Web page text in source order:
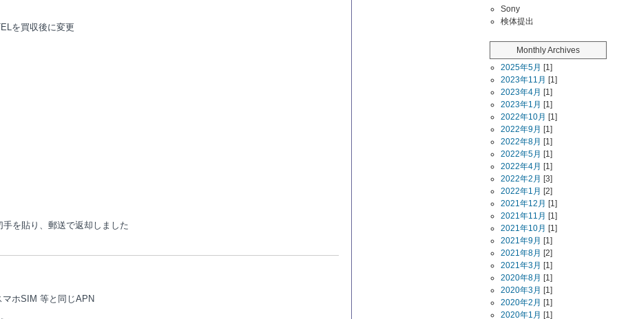
を買収後に変更
を貼り、郵送で返却しました
ホSIM 等と同じAPN
Sony
検体提出
Monthly Archives
2025年5月 [1]
2023年11月 [1]
2023年4月 [1]
2023年1月 [1]
2022年10月 [1]
2022年9月 [1]
2022年8月 [1]
2022年5月 [1]
2022年4月 [1]
2022年2月 [3]
2022年1月 [2]
2021年12月 [1]
2021年11月 [1]
2021年10月 [1]
2021年9月 [1]
2021年8月 [2]
2021年3月 [1]
2020年8月 [1]
2020年3月 [1]
2020年2月 [1]
2020年1月 [1]